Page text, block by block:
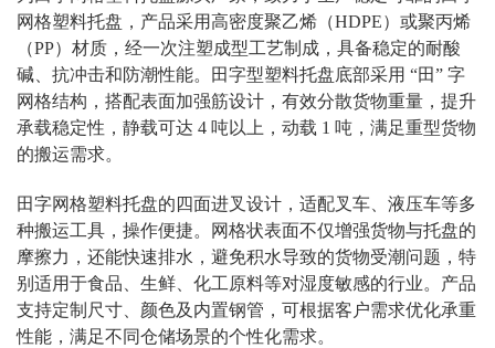
网格塑料托盘，产品采用高密度聚乙烯（HDPE）或聚丙烯
（PP）材质，经一次注塑成型工艺制成，具备稳定的耐酸
碱、抗冲击和防潮性能。田字型塑料托盘底部采用 “田” 字
网格结构，搭配表面加强筋设计，有效分散货物重量，提升
承载稳定性，静载可达 4 吨以上，动载 1 吨，满足重型货物
的搬运需求。
田字网格塑料托盘的四面进叉设计，适配叉车、液压车等多
种搬运工具，操作便捷。网格状表面不仅增强货物与托盘的
摩擦力，还能快速排水，避免积水导致的货物受潮问题，特
别适用于食品、生鲜、化工原料等对湿度敏感的行业。产品
支持定制尺寸、颜色及内置钢管，可根据客户需求优化承重
性能，满足不同仓储场景的个性化需求。